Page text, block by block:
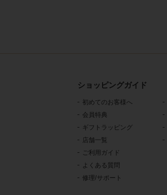
ショッピングガイド
初めてのお客様へ
会員特典
ギフトラッピング
店舗一覧
ご利用ガイド
よくある質問
修理/サポート